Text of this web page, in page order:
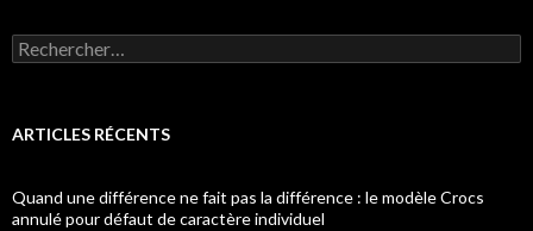
Rechercher :
ARTICLES RÉCENTS
Quand une différence ne fait pas la différence : le modèle Crocs
annulé pour défaut de caractère individuel